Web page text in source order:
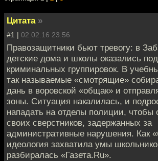
Цитата »
#1 | 02.02.16 23:56
Правозащитники бьют тревогу: в
детские дома и школы оказались
криминальных группировок. В
так называемые «смотрящие»
дань в воровской «общак» и
зоны. Ситуация накалилась, и
нападать на отделы полиции, чтобы
своих сверстников, задержанных за
административные нарушения. Как
идеология захватила умы
разбиралась «Газета.Ru».